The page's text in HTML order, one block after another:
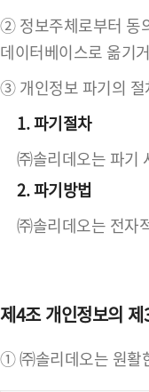
② 정보주체로부터 동
데이터베이스로 옮기
③ 개인정보 파기의 절
1. 파기절차
㈜솔리데오는 파기
2. 파기방법
㈜솔리데오는 전자
제4조 개인정보의
① ㈜솔리데오는 원활